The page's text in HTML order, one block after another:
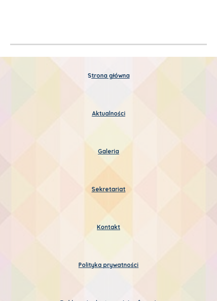
Strona główna
Aktualności
Galeria
Sekretariat
Kontakt
Polityka prywatności